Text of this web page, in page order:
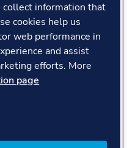
i
til å gjøre en
blir du en del av en
og nyskapende kultur
collect information that
cookies help us
web performance in
and assist
efforts. More
page